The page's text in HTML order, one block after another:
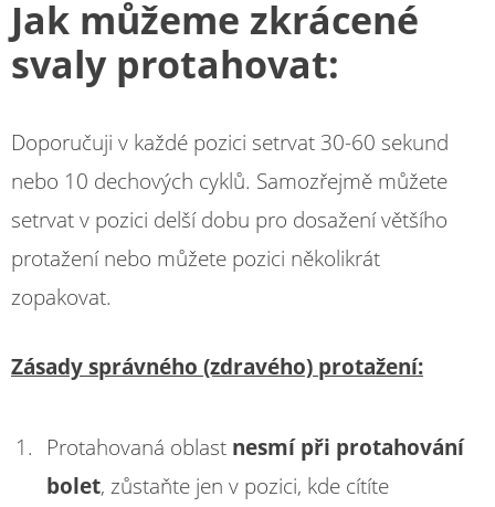
Jak můžeme zkrácené
svaly protahovat:
Doporučuji v každé pozici setrvat 30-60 sekund
nebo 10 dechových cyklů. Samozřejmě můžete
setrvat v pozici delší dobu pro dosažení většího
protažení nebo můžete pozici několikrát
zopakovat.
Zásady správného (zdravého) protažení:
Protahovaná oblast nesmí při protahování
bolet, zůstaňte jen v pozici, kde cítíte